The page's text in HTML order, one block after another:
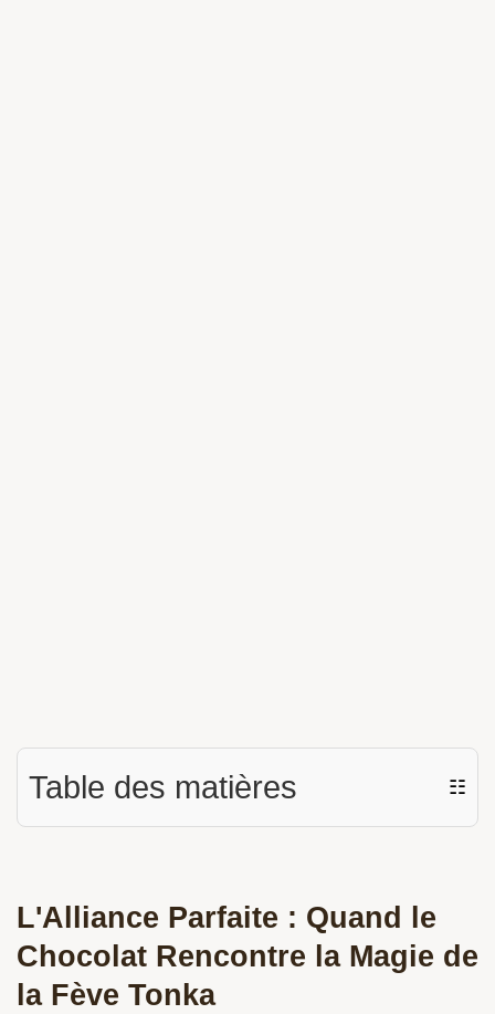
Table des matières ☷
L'Alliance Parfaite : Quand le
Chocolat Rencontre la Magie de
la Fève Tonka